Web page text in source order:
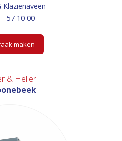
Klazienaveen
- 57 10 00
maken
& Heller